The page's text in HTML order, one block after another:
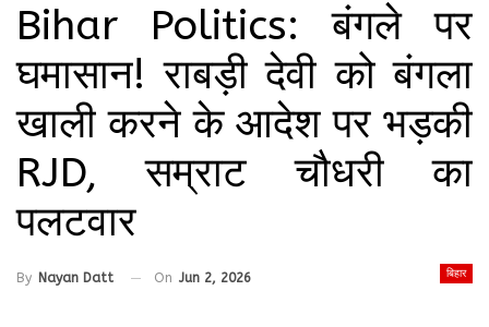
Bihar Politics: बंगले पर
घमासान! राबड़ी देवी को बंगला
खाली करने के आदेश पर भड़की
RJD, सम्राट चौधरी का
पलटवार
बिहार
By Nayan Datt On Jun 2, 2026